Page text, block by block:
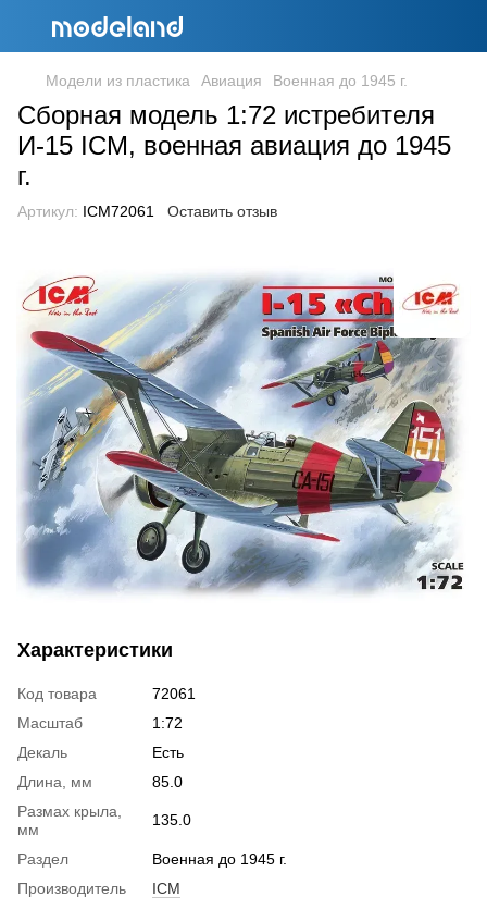
Модели из пластика Авиация Военная до 1945 г.
Сборная модель 1:72 истребителя
И-15 ICM, военная авиация до 1945
г.
Артикул: ICM72061 Оставить отзыв
Характеристики
Код товара
72061
Масштаб
1:72
Декаль
Есть
Длина, мм
85.0
Размах крыла,
мм
135.0
Раздел
Военная до 1945 г.
Производитель
ICM